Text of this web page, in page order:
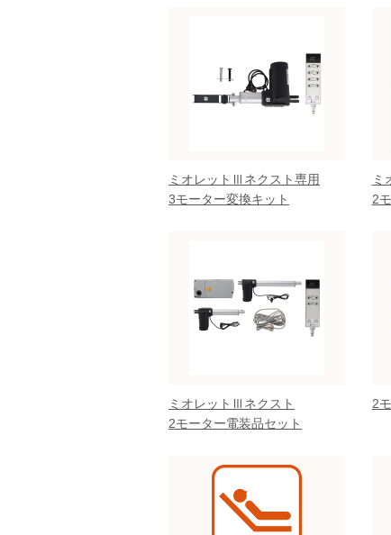
ミオレットⅢネクスト専用
3モーター変換キット
ミ
2
ミオレットⅢネクスト
2モーター電装品セット
2